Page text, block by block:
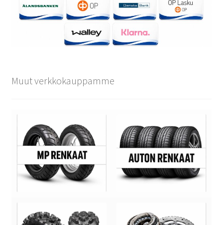
Muut verkkokauppamme